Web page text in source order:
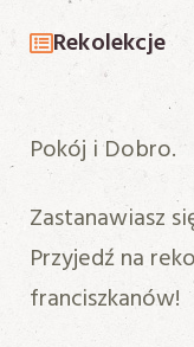
Rekolekcje
Pokój i Dobro.
Zastanawiasz
Przyjedź na
franciszkanów!